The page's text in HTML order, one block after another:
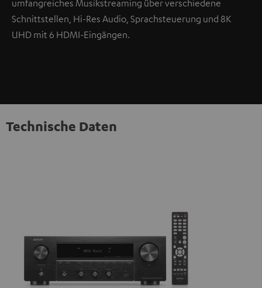
umfangreiches Musikstreaming über verschiedene
Schnittstellen, Hi-Res Audio, Sprachsteuerung und 8K
UHD mit 6 HDMI-Eingängen.
Technische Daten